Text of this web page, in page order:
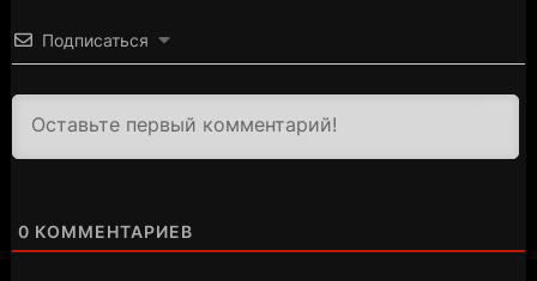
Подписаться
0 КОММЕНТАРИЕВ